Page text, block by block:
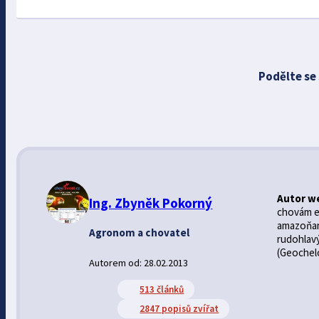
Podělte
Ing. Zbyněk Pokorný
Agronom a chovatel
Autorem od: 28.02.2013
513 článků
2847 popisů zvířat
Autor
chovám